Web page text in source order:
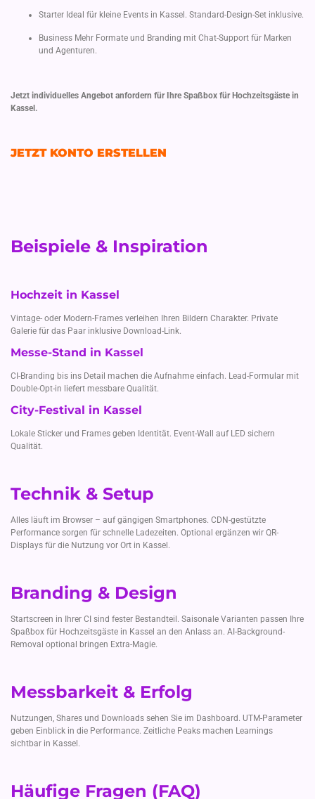
Starter Ideal für kleine Events in Kassel. Standard-Design-Set inklusive.
Business Mehr Formate und Branding mit Chat-Support für Marken
und Agenturen.
Jetzt individuelles Angebot anfordern für Ihre Spaßbox für Hochzeitsgäste in
Kassel.
JETZT KONTO ERSTELLEN
Beispiele & Inspiration
Hochzeit in Kassel
Vintage- oder Modern-Frames verleihen Ihren Bildern Charakter. Private
Galerie für das Paar inklusive Download-Link.
Messe-Stand in Kassel
CI-Branding bis ins Detail machen die Aufnahme einfach. Lead-Formular mit
Double-Opt-in liefert messbare Qualität.
City-Festival in Kassel
Lokale Sticker und Frames geben Identität. Event-Wall auf LED sichern
Qualität.
Technik & Setup
Alles läuft im Browser – auf gängigen Smartphones. CDN-gestützte
Performance sorgen für schnelle Ladezeiten. Optional ergänzen wir QR-
Displays für die Nutzung vor Ort in Kassel.
Branding & Design
Startscreen in Ihrer CI sind fester Bestandteil. Saisonale Varianten passen Ihre
Spaßbox für Hochzeitsgäste in Kassel an den Anlass an. AI-Background-
Removal optional bringen Extra-Magie.
Messbarkeit & Erfolg
Nutzungen, Shares und Downloads sehen Sie im Dashboard. UTM-Parameter
geben Einblick in die Performance. Zeitliche Peaks machen Learnings
sichtbar in Kassel.
Häufige Fragen (FAQ)